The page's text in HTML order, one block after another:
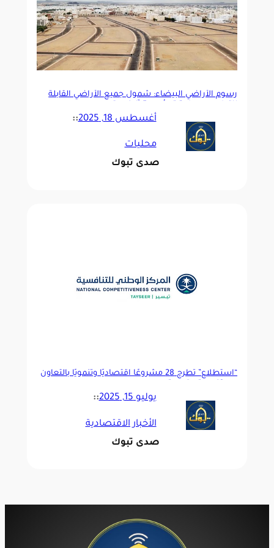
رسوم الأراضي البيضاء: شمول جميع الأراضي القابلة
أغسطس 18, 2025 ::
محليات
صدى تبوك
“استطلاع” تطرح 28 مشروعًا اقتصاديًا وتنمويًا بالتعاون
يوليو 15, 2025 ::
الأخبار الاقتصادية
صدى تبوك